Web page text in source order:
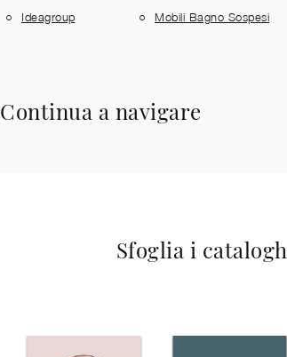
Ideagroup Mobili Bagno Sospesi
Continua a navigare
Sfoglia i